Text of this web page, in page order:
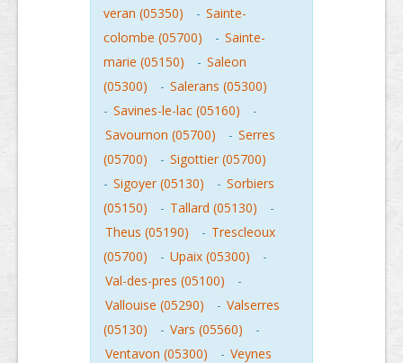
veran (05350)
- Sainte-
colombe (05700)
- Sainte-
marie (05150)
- Saleon
(05300)
- Salerans (05300)
- Savines-le-lac (05160)
-
Savournon (05700)
- Serres
(05700)
- Sigottier (05700)
- Sigoyer (05130) - Sorbiers
(05150)
- Tallard (05130)
-
Theus (05190)
- Trescleoux
(05700)
- Upaix (05300)
-
Val-des-pres (05100)
-
Vallouise (05290)
- Valserres
(05130)
- Vars (05560)
-
Ventavon (05300)
- Veynes